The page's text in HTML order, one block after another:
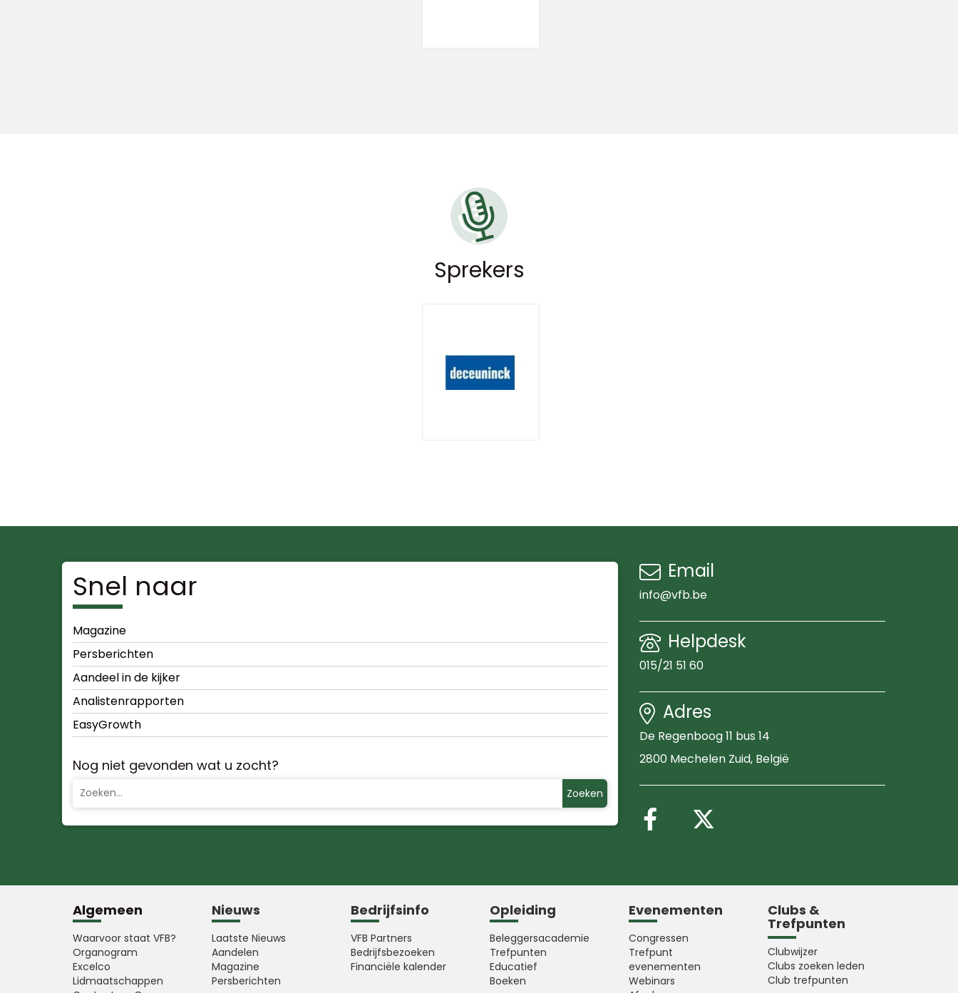
Sprekers
Snel naar
Magazine
Persberichten
Aandeel in de kijker
Analistenrapporten
EasyGrowth
Nog niet gevonden wat u zocht?
Zoeken
Email
info@vfb.be
Helpdesk
015/21 51 60
Adres
De Regenboog 11 bus 14
2800 Mechelen Zuid, België
Volg ons op Facebook
Algemeen
Waarvoor staat VFB?
Organogram
Excelco
Lidmaatschappen
Nieuws
Laatste Nieuws
Aandelen
Magazine
Persberichten
Bedrijfsinfo
VFB Partners
Bedrijfsbezoeken
Financiële kalender
Opleiding
Beleggersacademie
Trefpunten
Educatief
Boeken
Evenementen
Congressen
Trefpunt
evenementen
Webinars
Clubs &
Trefpunten
Clubwijzer
Clubs zoeken leden
Club trefpunten